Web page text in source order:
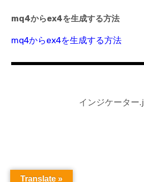
mq4からex4を生成する方法
mq4からex4を生成する方法
Translate »
インジケーター